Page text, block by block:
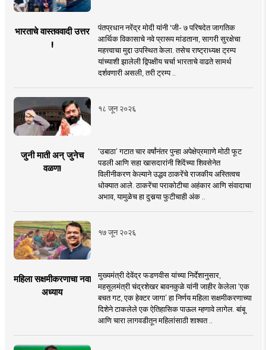
भारताचे वास्तववादी उत्तर
!
पंतप्रधान नरेंद्र मोदी यांनी 'जी- ७ परिषदेत जागतिक
आर्थिक विकासाचे नवे प्रारूप मांडताना, सागरी सुरक्षेचा
महत्त्वाचा मुद्दा उपस्थित केला. तसेच राष्ट्राध्यक्ष ट्रम्प
यांच्याशी झालेली द्विपक्षीय चर्चा भारताचे वाढते सामर्थ
दर्शवणारी असली, तरी ट्रम्प ..
१८ जून २०२६
जुनी माती अन् जुनेच
वळण!
‘उबाठा’ गटात चार वर्षांनंतर पुन्हा अपेक्षेप्रमााणे मोठी फूट
पडली आणि सहा खासदारांनी शिंदेंच्या शिवसेनेत
विलीनीकरण केल्याने उद्धव ठाकरेंचे राजकीय अस्तित्वच
धोक्यात आले. ठाकरेंचा पराकोटीचा अहंकार आणि संवादाचा
अभाव, यामुळेच हा दुसर्‍या फुटीचाही अंक ..
१७ जून २०२६
महिला सक्षमीकरणाचा नवा
अध्याय
मुख्यमंत्री देवेंद्र फडणवीस यांच्या निर्देशानुसार,
महसूलमंत्री चंद्रशेखर बावनकुळे यांनी जाहीर केलेला ‘एक
बचत गट, एक हेक्टर जागा’ हा निर्णय महिला सक्षमीकरणाच्या
दिशेने टाकलेले एक ऐतिहासिक पाऊल म्हणावे लागेल. बांबू
आणि चारा लागवडीतून महिलांसाठी शाश्वत ..